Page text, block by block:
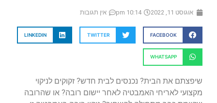
אוגוסט 11, 2022 10:14 pm אין תגובות
FACEBOOK
TWITTER
LINKEDIN
WHATSAPP
שיפצתם את הבית? נכנסים לבית חדש? זקוקים לניקוי
מקצועי לאריחי האמבטיה לאחר יישום רובה? או שהרובה